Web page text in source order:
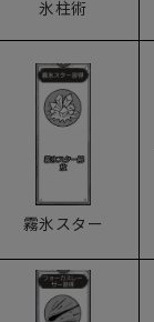
氷柱術
霧氷スター